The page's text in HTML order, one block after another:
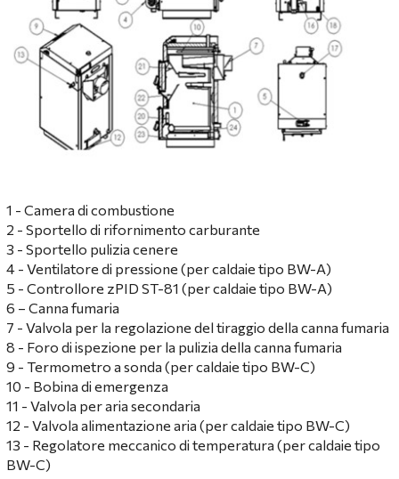
1 - Camera di combustione
2 - Sportello di rifornimento carburante
3 - Sportello pulizia cenere
4 - Ventilatore di pressione (per caldaie tipo BW-А)
5 - Controllore zPID ST-81 (per caldaie tipo BW-A)
6 – Canna fumaria
7 - Valvola per la regolazione del tiraggio della canna fumaria
8 - Foro di ispezione per la pulizia della canna fumaria
9 - Termometro a sonda (per caldaie tipo BW-C)
10 - Bobina di emergenza
11 - Valvola per aria secondaria
12 - Valvola alimentazione aria (per caldaie tipo BW-C)
13 - Regolatore meccanico di temperatura (per caldaie tipo
BW-C)